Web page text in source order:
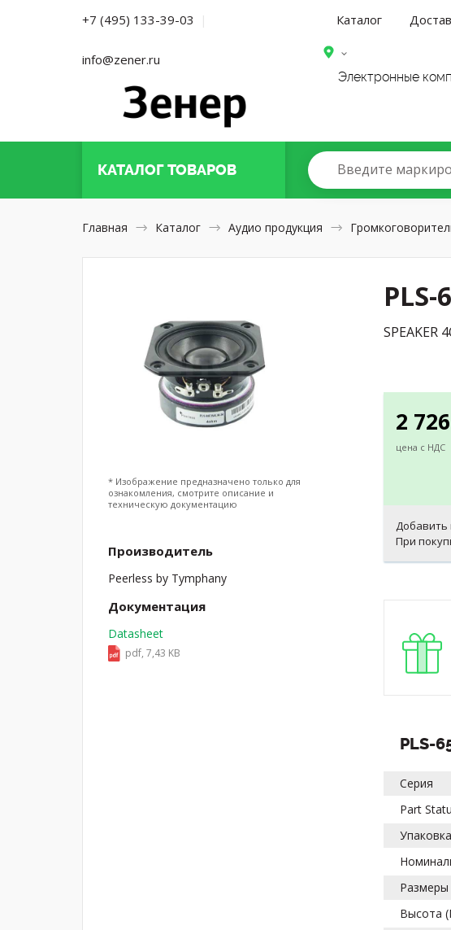
+7 (495) 133-39-03 |
info@zener.ru
Каталог
Электронные
КАТАЛОГТОВАРОВ Введите
Главная Каталог Аудио продукция
PLS-
SPEAKER
2 726
цена с НДС
Добавить
При
PLS-
Серия
Part
Упаковка
Размеры
Высота
* Изображение предназначено только для
ознакомления, смотрите описание и
техническую документацию
Производитель
Peerless by Tymphany
Документация
Datasheet
pdf, 7,43 KB